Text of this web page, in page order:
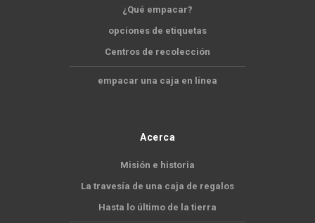
¿Qué empacar?
opciones de etiquetas
Centros de recolección
empacar una caja en línea
Acerca
Misión e historia
La travesía de una caja de regalos
Hasta lo último de la tierra